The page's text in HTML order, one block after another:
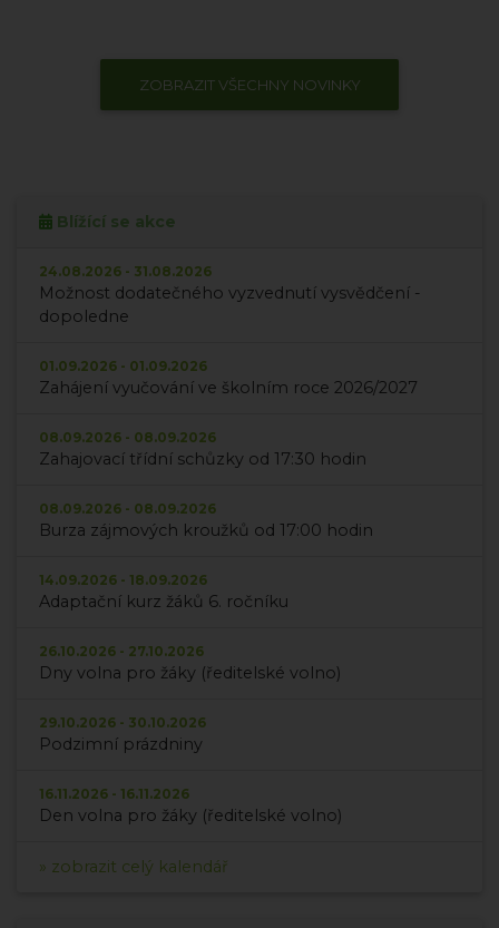
ZOBRAZIT VŠECHNY NOVINKY
Blížící se akce
24.08.2026 - 31.08.2026
Možnost dodatečného vyzvednutí vysvědčení -
dopoledne
01.09.2026 - 01.09.2026
Zahájení vyučování ve školním roce 2026/2027
08.09.2026 - 08.09.2026
Zahajovací třídní schůzky od 17:30 hodin
08.09.2026 - 08.09.2026
Burza zájmových kroužků od 17:00 hodin
14.09.2026 - 18.09.2026
Adaptační kurz žáků 6. ročníku
26.10.2026 - 27.10.2026
Dny volna pro žáky (ředitelské volno)
29.10.2026 - 30.10.2026
Podzimní prázdniny
16.11.2026 - 16.11.2026
Den volna pro žáky (ředitelské volno)
» zobrazit celý kalendář